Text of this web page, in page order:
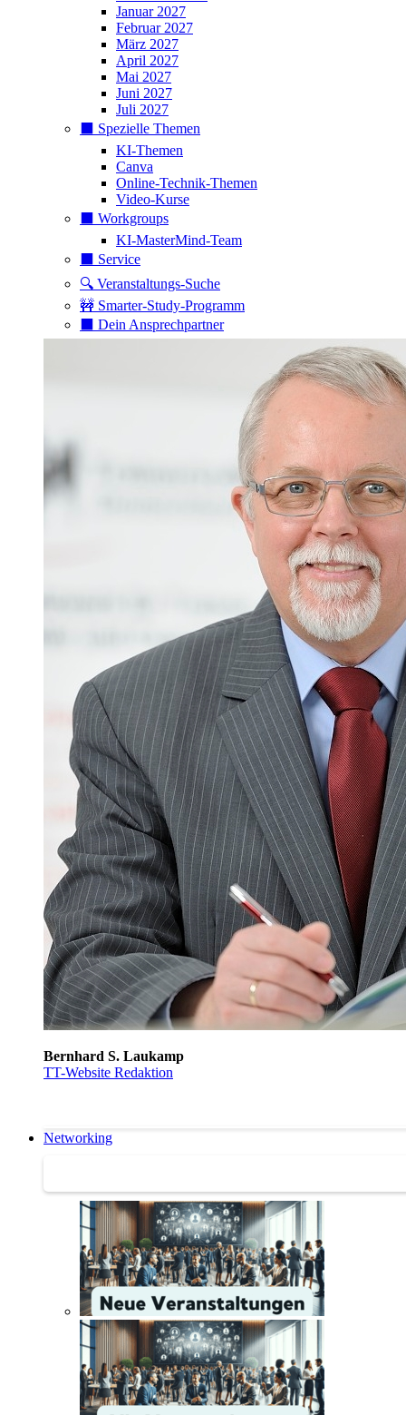
Januar 2027
Februar 2027
März 2027
April 2027
Mai 2027
Juni 2027
Juli 2027
⬛️ Spezielle Themen
KI-Themen
Canva
Online-Technik-Themen
Video-Kurse
⬛️ Workgroups
KI-MasterMind-Team
⬛️ Service
🔍 Veranstaltungs-Suche
🚧 Smarter-Study-Programm
⬛️ Dein Ansprechpartner
Bernhard S. Laukamp
TT-Website Redaktion
Networking